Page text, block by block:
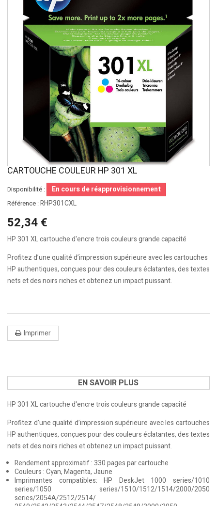
CARTOUCHE COULEUR HP 301 XL
Disponibilité : En cours de réapprovisionnement
Référence :RHP301CXL
52,34 €
HP 301 XL cartouche d'encre trois couleurs grande capacité
Profitez d’une qualité d’impression supérieure avec les cartouches
HP authentiques, conçues pour des couleurs éclatantes, des textes
nets et des noirs riches et obtenez un impact puissant.
Imprimer
EN SAVOIR PLUS
HP 301 XL cartouche d'encre trois couleurs grande capacité
Profitez d’une qualité d’impression supérieure avec les cartouches
HP authentiques, conçues pour des couleurs éclatantes, des textes
nets et des noirs riches et obtenez un impact puissant.
Rendement approximatif : 330 pages par cartouche
Couleurs : Cyan, Magenta, Jaune
Imprimantes compatibles: HP DeskJet 1000 series/1010
series/1050 series/1510/1512/1514/2000/2050
series/2054A/2512/2514/